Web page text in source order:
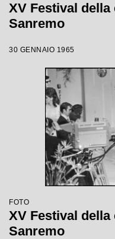
XV Festival
Sanremo
30 GENNAIO 1965
FOTO
XV Festival
Sanremo